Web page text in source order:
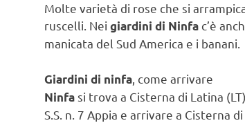
Molte varietà di rose che si
ruscelli. Nei giardini di Ninfa c’è
manicata del Sud America e i banani.
Giardini di ninfa , come arrivare
Ninfa si trova a Cisterna di Latina
S.S. n. 7 Appia e arrivare a Cisterna